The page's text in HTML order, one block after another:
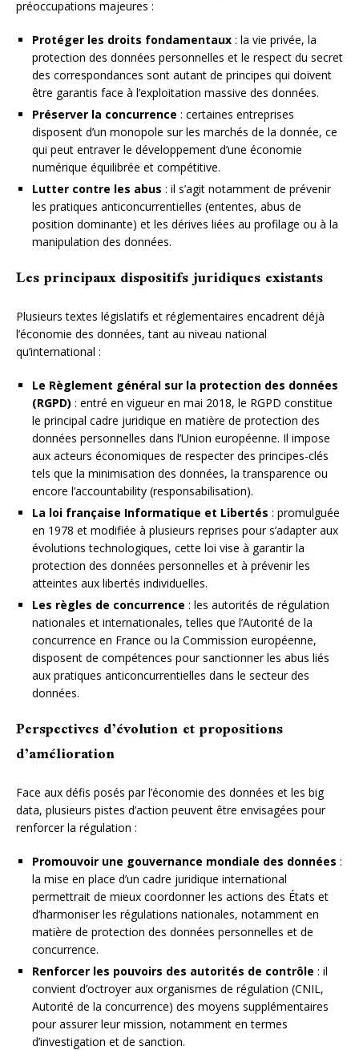
préoccupations majeures :
Protéger les droits fondamentaux : la vie privée, la
protection des données personnelles et le respect du secret
des correspondances sont autant de principes qui doivent
être garantis face à l’exploitation massive des données.
Préserver la concurrence : certaines entreprises
disposent d’un monopole sur les marchés de la donnée, ce
qui peut entraver le développement d’une économie
numérique équilibrée et compétitive.
Lutter contre les abus : il s’agit notamment de prévenir
les pratiques anticoncurrentielles (ententes, abus de
position dominante) et les dérives liées au profilage ou à la
manipulation des données.
Les principaux dispositifs juridiques existants
Plusieurs textes législatifs et réglementaires encadrent déjà
l’économie des données, tant au niveau national
qu’international :
Le Règlement général sur la protection des données
(RGPD) : entré en vigueur en mai 2018, le RGPD constitue
le principal cadre juridique en matière de protection des
données personnelles dans l’Union européenne. Il impose
aux acteurs économiques de respecter des principes-clés
tels que la minimisation des données, la transparence ou
encore l’accountability (responsabilisation).
La loi française Informatique et Libertés : promulguée
en 1978 et modifiée à plusieurs reprises pour s’adapter aux
évolutions technologiques, cette loi vise à garantir la
protection des données personnelles et à prévenir les
atteintes aux libertés individuelles.
Les règles de concurrence : les autorités de régulation
nationales et internationales, telles que l’Autorité de la
concurrence en France ou la Commission européenne,
disposent de compétences pour sanctionner les abus liés
aux pratiques anticoncurrentielles dans le secteur des
données.
Perspectives d’évolution et propositions
d’amélioration
Face aux défis posés par l’économie des données et les big
data, plusieurs pistes d’action peuvent être envisagées pour
renforcer la régulation :
Promouvoir une gouvernance mondiale des données :
la mise en place d’un cadre juridique international
permettrait de mieux coordonner les actions des États et
d’harmoniser les régulations nationales, notamment en
matière de protection des données personnelles et de
concurrence.
Renforcer les pouvoirs des autorités de contrôle : il
convient d’octroyer aux organismes de régulation (CNIL,
Autorité de la concurrence) des moyens supplémentaires
pour assurer leur mission, notamment en termes
d’investigation et de sanction.